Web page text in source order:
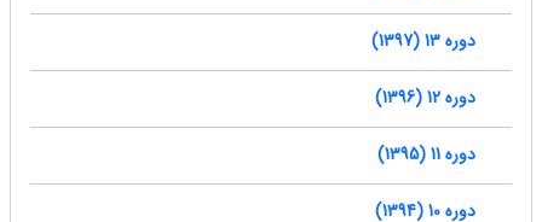
دوره 13 (1397)
دوره 12 (1396)
دوره 11 (1395)
دوره 10 (1394)